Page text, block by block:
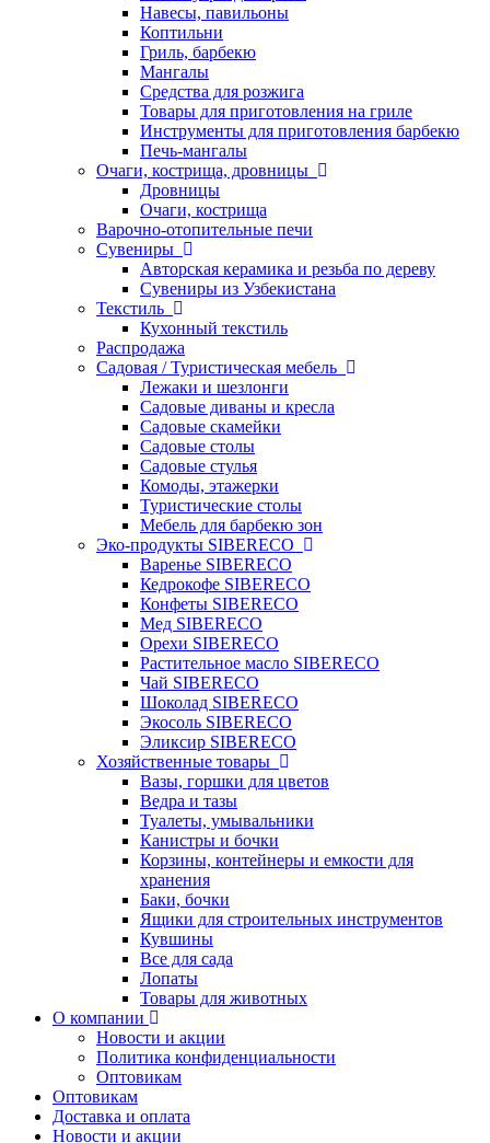
Навесы, павильоны
Коптильни
Гриль, барбекю
Мангалы
Средства для розжига
Товары для приготовления на гриле
Инструменты для приготовления барбекю
Печь-мангалы
Очаги, кострища, дровницы
Дровницы
Очаги, кострища
Варочно-отопительные печи
Сувениры
Авторская керамика и резьба по дереву
Сувениры из Узбекистана
Текстиль
Кухонный текстиль
Распродажа
Садовая / Туристическая мебель
Лежаки и шезлонги
Садовые диваны и кресла
Садовые скамейки
Садовые столы
Садовые стулья
Комоды, этажерки
Туристические столы
Мебель для барбекю зон
Эко-продукты SIBERECO
Варенье SIBERECO
Кедрокофе SIBERECO
Конфеты SIBERECO
Мед SIBERECO
Орехи SIBERECO
Растительное масло SIBERECO
Чай SIBERECO
Шоколад SIBERECO
Экосоль SIBERECO
Эликсир SIBERECO
Хозяйственные товары
Вазы, горшки для цветов
Ведра и тазы
Туалеты, умывальники
Канистры и бочки
Корзины, контейнеры и емкости для
хранения
Баки, бочки
Ящики для строительных инструментов
Кувшины
Все для сада
Лопаты
Товары для животных
О компании
Новости и акции
Политика конфиденциальности
Оптовикам
Оптовикам
Доставка и оплата
Новости и акции